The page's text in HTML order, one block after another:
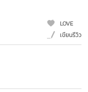
LOVE
เขียนรีวิว